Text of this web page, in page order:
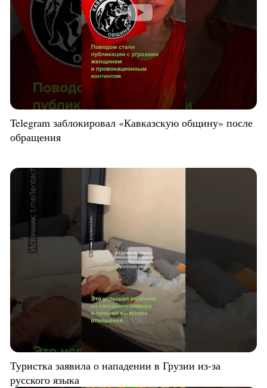
Telegram заблокировал «Кавказскую общину» после
обращения
Туристка заявила о нападении в Грузии из-за
русского языка